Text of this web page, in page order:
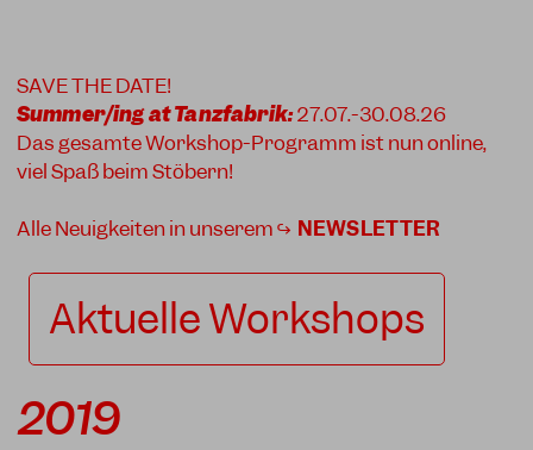
SAVE THE DATE!
Summer/ing at Tanzfabrik:27.07.-30.08.26
Das gesamte Workshop-Programm ist nun online,
viel Spaß beim Stöbern!
Alle Neuigkeiten in unserem ↪ NEWSLETTER
Aktuelle Workshops
2019